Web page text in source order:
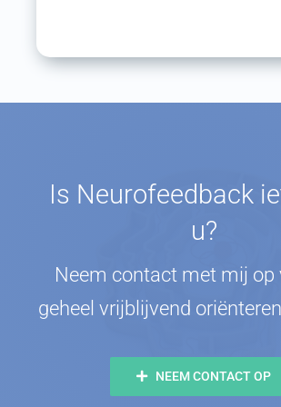
Is Neurofeedback
u?
Neem contact met mij op
geheel vrijblijvend
NEEM CONTACT OP